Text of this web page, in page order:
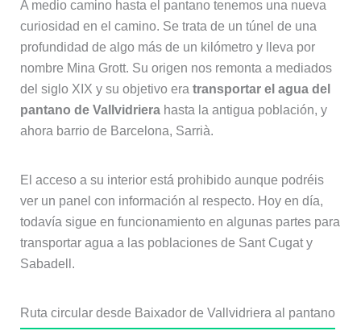
A medio camino hasta el pantano tenemos una nueva
curiosidad en el camino. Se trata de un túnel de una
profundidad de algo más de un kilómetro y lleva por
nombre Mina Grott. Su origen nos remonta a mediados
del siglo XIX y su objetivo era transportar el agua del
pantano de Vallvidrierahasta la antigua población, y
ahora barrio de Barcelona, Sarrià.
El acceso a su interior está prohibido aunque podréis
ver un panel con información al respecto. Hoy en día,
todavía sigue en funcionamiento en algunas partes para
transportar agua a las poblaciones de Sant Cugat y
Sabadell.
Ruta circular desde Baixador de Vallvidriera al pantano